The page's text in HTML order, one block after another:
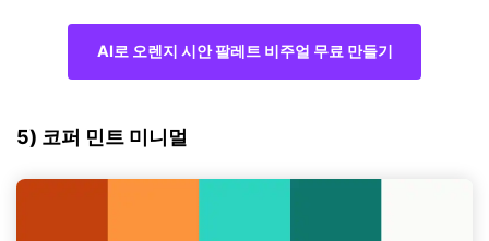
AI로 오렌지 시안 팔레트 비주얼 무료 만들기
5) 코퍼 민트 미니멀